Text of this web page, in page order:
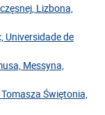
Lizbona,
Universidade de
Messyna,
Świętonia,